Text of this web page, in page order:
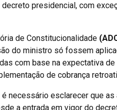
presidencial, com
de Constitucionalidade
do ministro só fossem
com base na expectativa
de cobrança
necessário esclarecer que
a entrada em vigor do